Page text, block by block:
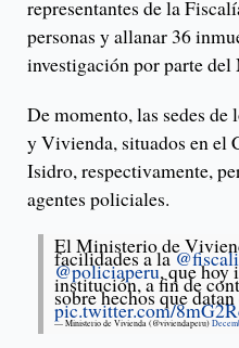
representantes de la
personas y allanar 36
investigación por parte
De momento, las sedes
y Vivienda, situados en el
Isidro, respectivamente,
agentes policiales.
El Ministerio de
facilidades a la
@policiaperu, que hoy
institución, a fin de
sobre hechos que
pic.twitter.com/
— Ministerio de Vivienda (@viviendaperu)